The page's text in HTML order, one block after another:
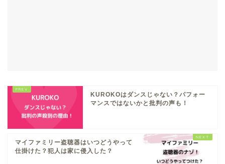
KUROKOはダンスじゃない？パフォー
マンスではないかと批判の声も！
マイファミリー盗聴器はいつどうやって
仕掛けた？犯人は家に侵入した？